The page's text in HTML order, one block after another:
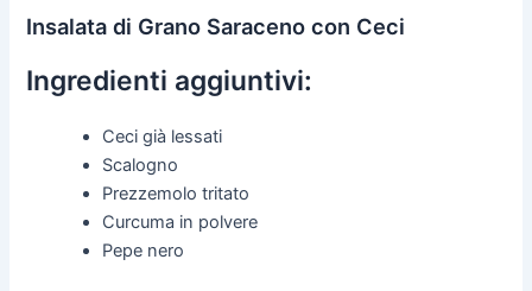
Insalata di Grano Saraceno con Ceci
Ingredienti aggiuntivi:
Ceci già lessati
Scalogno
Prezzemolo tritato
Curcuma in polvere
Pepe nero